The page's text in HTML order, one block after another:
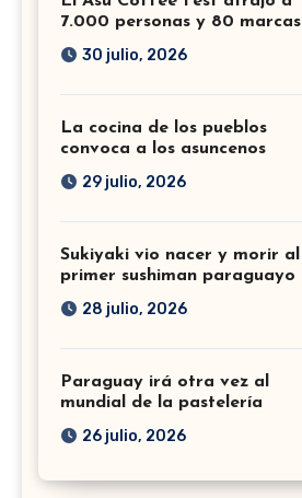
7.000 personas y 80 marcas
30 julio, 2026
La cocina de los pueblos
convoca a los asuncenos
29 julio, 2026
Sukiyaki vio nacer y morir al
primer sushiman paraguayo
28 julio, 2026
Paraguay irá otra vez al
mundial de la pastelería
26 julio, 2026